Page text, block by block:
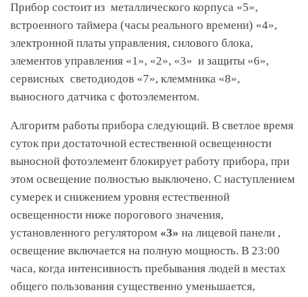
Прибор состоит из металлического корпуса «5»,
встроенного таймера (часы реального времени) «4»,
электронной платы управления, силового блока,
элементов управления «1», «2», «3» и защиты «6»,
сервисных светодиодов «7», клеммника «8»,
выносного датчика с фотоэлементом.
Алгоритм работы прибора следующий. В светлое время
суток при достаточной естественной освещенности
выносной фотоэлемент блокирует работу прибора, при
этом освещение полностью выключено. С наступлением
сумерек и снижением уровня естественной
освещенности ниже порогового значения,
установленного регулятором «3» на лицевой панели ,
освещение включается на полную мощность. В 23:00
часа, когда интенсивность пребывания людей в местах
общего пользования существенно уменьшается,